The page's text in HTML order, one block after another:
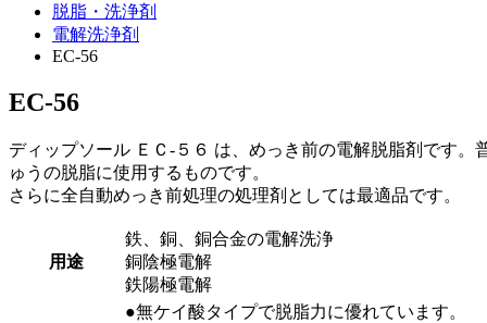
脱脂・洗浄剤
電解洗浄剤
EC-56
EC-56
ディップソール ＥＣ-５６ は、めっき前の電解脱脂剤です
ゅうの脱脂に使用するものです。
さらに全自動めっき前処理の処理剤としては最適品です。
用途
鉄、銅、銅合金の電解洗浄
銅陰極電解
鉄陽極電解
●無ケイ酸タイプで脱脂力に優れています。